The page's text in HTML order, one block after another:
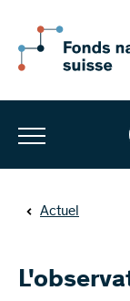
Actuel